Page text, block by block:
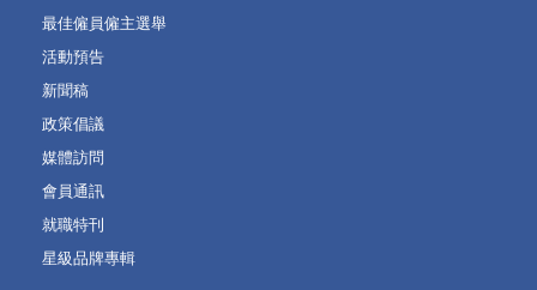
最佳僱員僱主選舉
活動預告
新聞稿
政策倡議
媒體訪問
會員通訊
就職特刊
星級品牌專輯